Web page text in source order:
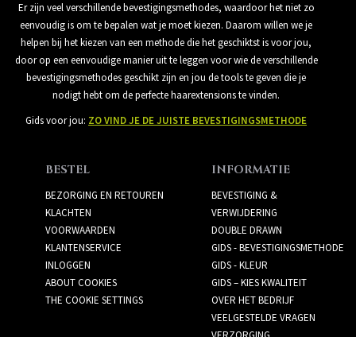
Er zijn veel verschillende bevestigingsmethodes, waardoor het niet zo
eenvoudig is om te bepalen wat je moet kiezen. Daarom willen we je
helpen bij het kiezen van een methode die het geschiktst is voor jou,
door op een eenvoudige manier uit te leggen voor wie de verschillende
bevestigingsmethodes geschikt zijn en jou de tools te geven die je
nodigt hebt om de perfecte haarextensions te vinden.
Gids voor jou: ZO VIND JE DE JUISTE BEVESTIGINGSMETHODE
BESTEL
BEZORGING EN RETOUREN
KLACHTEN
VOORWAARDEN
KLANTENSERVICE
INLOGGEN
ABOUT COOKIES
THE COOKIE SETTINGS
INFORMATIE
BEVESTIGING &
VERWIJDERING
DOUBLE DRAWN
GIDS - BEVESTIGINGSMETHODE
GIDS - KLEUR
GIDS – KIES KWALITEIT
OVER HET BEDRIJF
VEELGESTELDE VRAGEN